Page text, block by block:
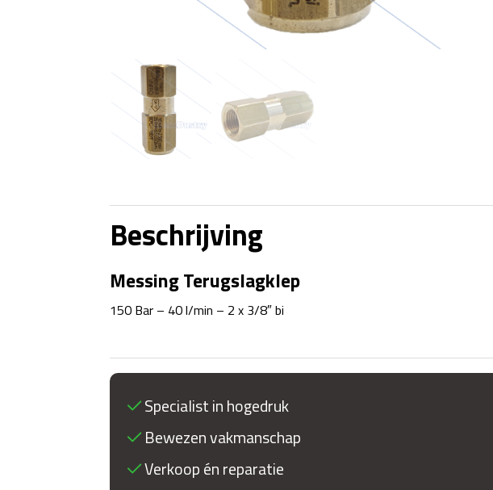
Beschrijving
Messing Terugslagklep
150 Bar – 40 l/min – 2 x 3/8″ bi
Specialist in hogedruk
Bewezen vakmanschap
Verkoop én reparatie